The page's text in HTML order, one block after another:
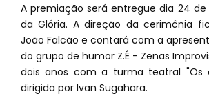
A premiação será entregue dia 24 de
da Glória. A direção da cerimônia
João Falcão e contará com a
do grupo de humor Z.É - Zenas
dois anos com a turma teatral "Os
dirigida por Ivan Sugahara.